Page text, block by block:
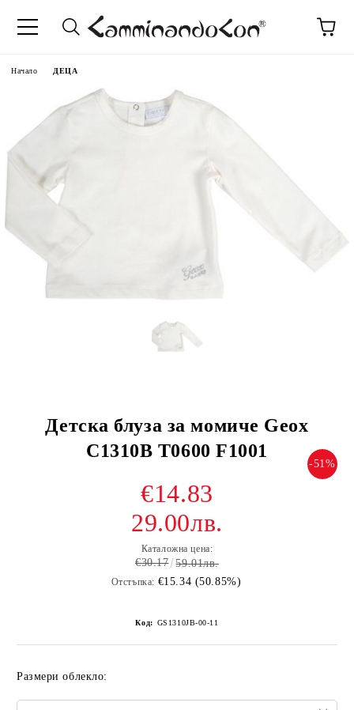
Начало ДЕЦА
Детска блуза за момиче Geox
C1310B T0600 F1001
-51%
€14.83
29.00лв.
Каталожна цена:
€30.17 59.01лв.
Отстъпка: €15.34 (50.85%)
Код: GS1310JB-00-11
Размери облекло: